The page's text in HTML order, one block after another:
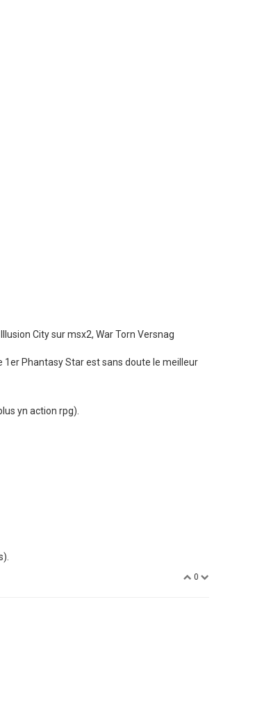
City sur msx2, War Torn Versnag
Phantasy Star est sans doute le meilleur
yn action rpg).
0